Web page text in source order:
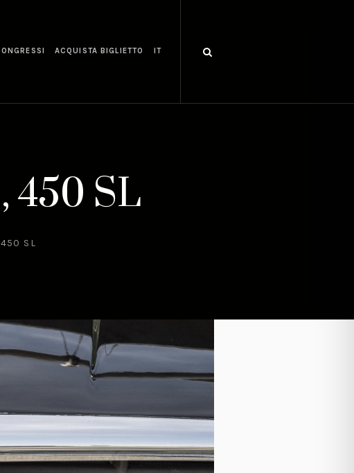
ACQUISTA BIGLIETTO IT
450 SL
SL